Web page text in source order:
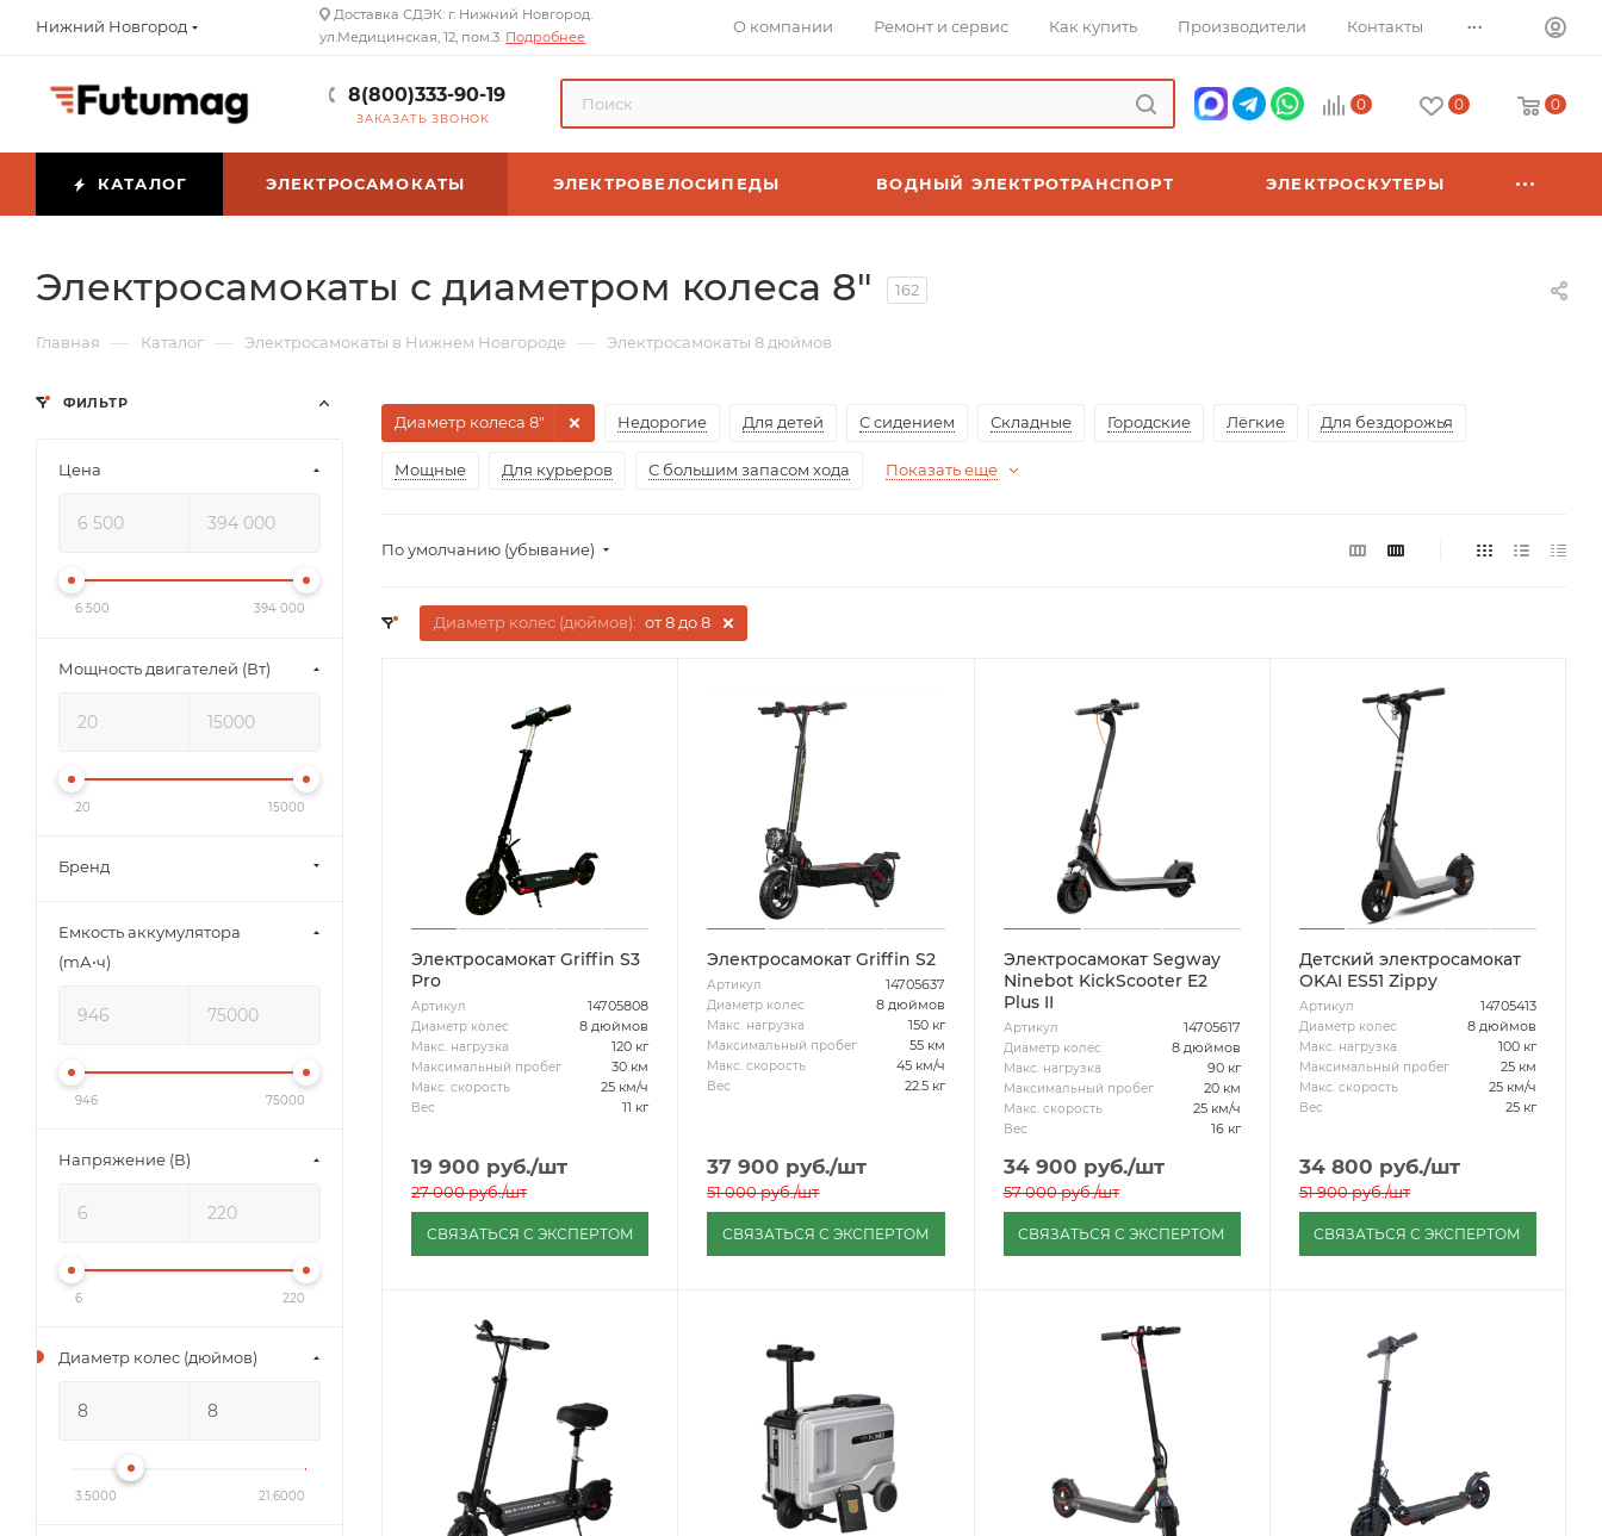
Нижний Новгород
Доставка СДЭК: г. Нижний Новгород.
ул.Медицинская, 12, пом.3. Подробнее
О компании Ремонт и сервис Как купить Производители Контакты ...
8(800)333-90-19
ЗАКАЗАТЬ ЗВОНОК
0 0 0
КАТАЛОГ ЭЛЕКТРОСАМОКАТЫ ЭЛЕКТРОВЕЛОСИПЕДЫ ВОДНЫЙ ЭЛЕКТРОТРАНСПОРТ ЭЛЕКТРОСКУТЕРЫ
Электросамокаты с диаметром колеса 8″ 162
Главная — Каталог — Электросамокаты в Нижнем Новгороде — Электросамокаты 8 дюймов
Недорогие Для детей С сидением Складные Городские Лёгкие Для бездорожья
Мощные Для курьеров С большим запасом хода
Диаметр колеса 8"
Показать еще
По умолчанию (убывание)
Диаметр колес (дюймов): от 8 до 8
Электросамокат Griffin S3
Pro
Артикул 14705808
Диаметр колес 8 дюймов
Макс. нагрузка 120 кг
Максимальный пробег 30 км
Макс. скорость 25 км/ч
Вес 11 кг
19 900 руб./шт
27 000руб./шт
СВЯЗАТЬСЯ С ЭКСПЕРТОМ
Электросамокат Griffin S2
Артикул 14705637
Диаметр колес 8 дюймов
Макс. нагрузка 150 кг
Максимальный пробег 55 км
Макс. скорость 45 км/ч
Вес 22.5 кг
37 900 руб./шт
51 000руб./шт
СВЯЗАТЬСЯ С ЭКСПЕРТОМ
Электросамокат Segway
Ninebot KickScooter E2
Plus II
Артикул 14705617
Диаметр колес 8 дюймов
Макс. нагрузка 90 кг
Максимальный пробег 20 км
Макс. скорость 25 км/ч
Вес 16 кг
34 900 руб./шт
57 000руб./шт
СВЯЗАТЬСЯ С ЭКСПЕРТОМ
Детский электросамокат
OKAI ES51 Zippy
Артикул 14705413
Диаметр колес 8 дюймов
Макс. нагрузка 100 кг
Максимальный пробег 25 км
Макс. скорость 25 км/ч
Вес 25 кг
34 800 руб./шт
51 900руб./шт
СВЯЗАТЬСЯ С ЭКСПЕРТОМ
ФИЛЬТР
Цена
6 500 394 000
Мощность двигателей (Вт)
20 15000
Бренд
Емкость аккумулятора
(mА⋅ч)
946 75000
Напряжение (В)
6 220
Диаметр колес (дюймов)
3.5000 21.6000